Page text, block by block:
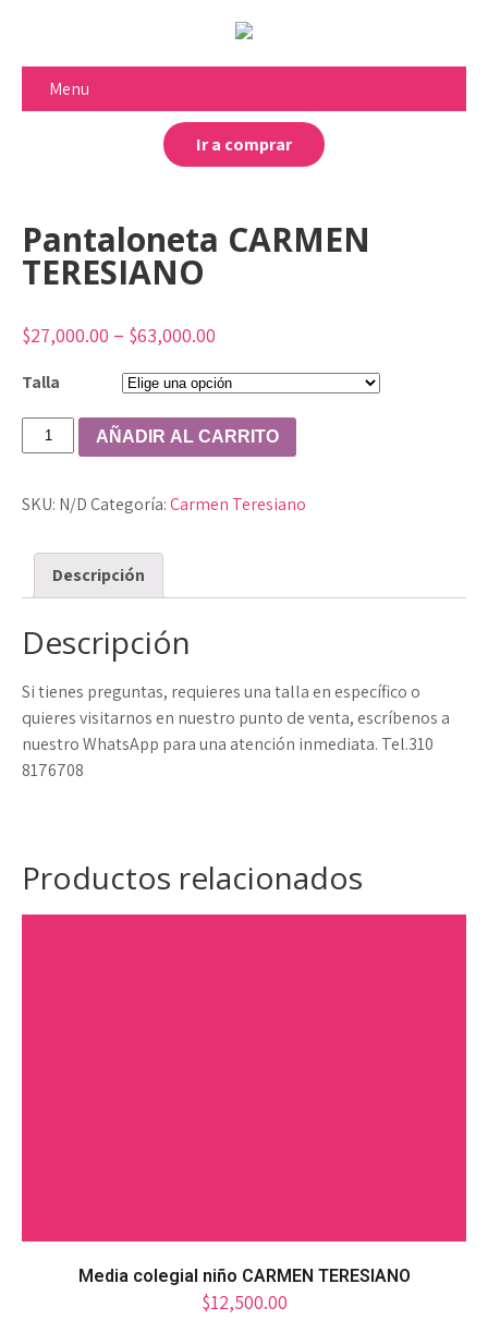
Menu
Ir a comprar
Pantaloneta CARMEN
TERESIANO
$27,000.00 – $63,000.00
Talla
Pantaloneta
CARMEN
cantidad
AÑADIR AL CARRITO
SKU: N/DCategoría:Carmen Teresiano
Descripción
Descripción
Si tienes preguntas, requieres una talla en específico o
quieres visitarnos en nuestro punto de venta, escríbenos a
nuestro WhatsApp para una atención inmediata. Tel.310
8176708
Productos relacionados
Media colegial niño CARMEN TERESIANO
$12,500.00